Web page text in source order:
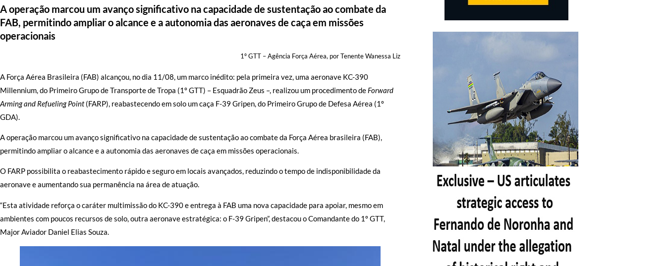
A operação marcou um avanço significativo na capacidade de sustentação ao combate da
FAB, permitindo ampliar o alcance e a autonomia das aeronaves de caça em missões
operacionais
1º GTT – Agência Força Aérea, por Tenente Wanessa Liz
A Força Aérea Brasileira (FAB) alcançou, no dia 11/08, um marco inédito: pela primeira vez, uma aeronave KC-390
Millennium, do Primeiro Grupo de Transporte de Tropa (1º GTT) – Esquadrão Zeus –, realizou um procedimento de Forward
Arming and Refueling Point(FARP), reabastecendo em solo um caça F-39 Gripen, do Primeiro Grupo de Defesa Aérea (1º
GDA).
A operação marcou um avanço significativo na capacidade de sustentação ao combate da Força Aérea brasileira (FAB),
permitindo ampliar o alcance e a autonomia das aeronaves de caça em missões operacionais.
O FARP possibilita o reabastecimento rápido e seguro em locais avançados, reduzindo o tempo de indisponibilidade da
aeronave e aumentando sua permanência na área de atuação.
“Esta atividade reforça o caráter multimissão do KC-390 e entrega à FAB uma nova capacidade para apoiar, mesmo em
ambientes com poucos recursos de solo, outra aeronave estratégica: o F-39 Gripen”, destacou o Comandante do 1º GTT,
Major Aviador Daniel Elias Souza.